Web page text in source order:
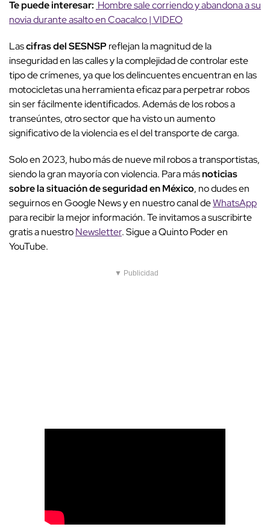
Te puede interesar: Hombre sale corriendo y abandona a su
novia durante asalto en Coacalco | VIDEO
Lascifras del SESNSPreflejan la magnitud de la
inseguridad en las calles y la complejidad de controlar este
tipo de crímenes, ya que los delincuentes encuentran en las
motocicletas una herramienta eficaz para perpetrar robos
sin ser fácilmente identificados. Además de los robos a
transeúntes, otro sector que ha visto un aumento
significativo de la violencia es el del transporte de carga.
Solo en 2023, hubo más de nueve mil robos a transportistas,
siendo la gran mayoría con violencia. Para másnoticias
sobre la situación de seguridad en México, no dudes en
seguirnos en Google News y en nuestro canal deWhatsApp
para recibir la mejor información. Te invitamos a suscribirte
gratis a nuestroNewsletter. Sigue a Quinto Poder en
YouTube.
▼ Publicidad